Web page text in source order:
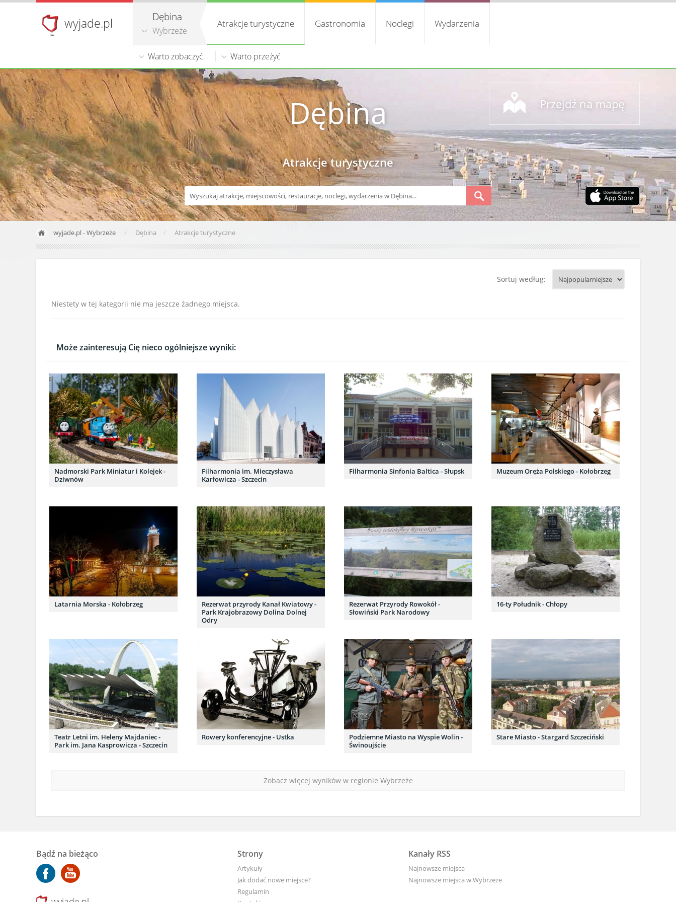
wyjade.pl Dębina
Wybrzeże
Atrakcje turystyczne
Warto zobaczyć Warto przeżyć
Gastronomia Noclegi Wydarzenia
Dębina
Atrakcje turystyczne
Przejdź na mapę
wyjade.pl-Wybrzeże Dębina Atrakcje turystyczne
Sortuj według:
Niestety w tej kategorii nie ma jeszcze żadnego miejsca.
Może zainteresują Cię nieco ogólniejsze wyniki:
Nadmorski Park Miniatur i Kolejek -
Dziwnów
Filharmonia im. Mieczysława
Karłowicza - Szczecin
Filharmonia Sinfonia Baltica - Słupsk Muzeum Oręża Polskiego - Kołobrzeg
Latarnia Morska - Kołobrzeg
Rezerwat przyrody Kanał Kwiatowy -
Park Krajobrazowy Dolina Dolnej
Odry
Rezerwat Przyrody Rowokół -
Słowiński Park Narodowy
16-ty Południk - Chłopy
Teatr Letni im. Heleny Majdaniec -
Park im. Jana Kasprowicza - Szczecin
Rowery konferencyjne - Ustka
Podziemne Miasto na Wyspie Wolin -
Świnoujście
Stare Miasto - Stargard Szczeciński
Zobacz więcej wyników w regionie Wybrzeże
Bądź na bieżąco Strony
Artykuły
Jak dodać nowe miejsce?
Regulamin
Kanały RSS
Najnowsze miejsca
Najnowsze miejsca w Wybrzeże